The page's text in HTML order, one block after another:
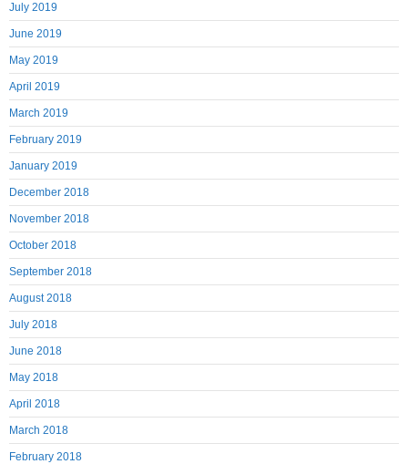
July 2019
June 2019
May 2019
April 2019
March 2019
February 2019
January 2019
December 2018
November 2018
October 2018
September 2018
August 2018
July 2018
June 2018
May 2018
April 2018
March 2018
February 2018